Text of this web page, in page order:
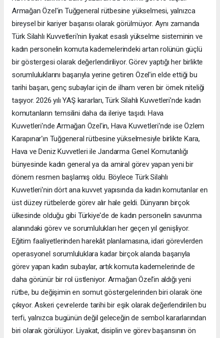
Armağan Özel'in Tuğgeneral rütbesine yükselmesi, yalnızca
bireysel bir kariyer başarısı olarak görülmüyor. Aynı zamanda
Türk Silahlı Kuvvetleri'nin liyakat esaslı yükselme sisteminin ve
kadın personelin komuta kademelerindeki artan rolünün güçlü
bir göstergesi olarak değerlendiriliyor. Görev yaptığı her birlikte
sorumluluklarını başarıyla yerine getiren Özel'in elde ettiği bu
tarihi başarı, genç subaylar için de ilham veren bir örnek niteliği
taşıyor. 2026 yılı YAŞ kararları, Türk Silahlı Kuvvetleri'nde kadın
komutanların temsilini daha da ileriye taşıdı. Hava
Kuvvetleri'nde Armağan Özel'in, Hava Kuvvetleri'nde ise Özlem
Karapınar'ın Tuğgeneral rütbesine yükselmesiyle birlikte Kara,
Hava ve Deniz Kuvvetleri ile Jandarma Genel Komutanlığı
bünyesinde kadın general ya da amiral görev yapan yeni bir
dönem resmen başlamış oldu. Böylece Türk Silahlı
Kuvvetleri'nin dört ana kuvvet yapısında da kadın komutanlar en
üst düzey rütbelerde görev alır hale geldi. Dünyanın birçok
ülkesinde olduğu gibi Türkiye'de de kadın personelin savunma
alanındaki görev ve sorumlulukları her geçen yıl genişliyor.
Eğitim faaliyetlerinden harekât planlamasına, idari görevlerden
operasyonel sorumluluklara kadar birçok alanda başarıyla
görev yapan kadın subaylar, artık komuta kademelerinde de
daha görünür bir rol üstleniyor. Armağan Özel'in aldığı yeni
rütbe, bu değişimin en somut göstergelerinden biri olarak öne
çıkıyor. Askeri çevrelerde tarihi bir eşik olarak değerlendirilen bu
terfi, yalnızca bugünün değil geleceğin de sembol kararlarından
biri olarak görülüyor. Liyakat, disiplin ve görev başarısının ön